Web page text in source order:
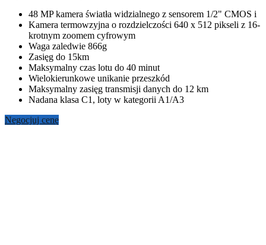
48 MP kamera światła widzialnego z sensorem 1/2" CMOS i
Kamera termowzyjna o rozdzielczości 640 x 512 pikseli z 16-
krotnym zoomem cyfrowym
Waga zaledwie 866g
Zasięg do 15km
Maksymalny czas lotu do 40 minut
Wielokierunkowe unikanie przeszkód
Maksymalny zasięg transmisji danych do 12 km
Nadana klasa C1, loty w kategorii A1/A3
Negocjuj cenę